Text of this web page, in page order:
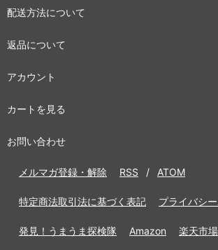
配送方法について
返品について
アカウント
カートを見る
お問い合わせ
メルマガ登録・解除 RSS / ATOM
特定商法取引法に基づく表記 プライバシ
発見！うまうま探検隊 Amazon 楽天市場